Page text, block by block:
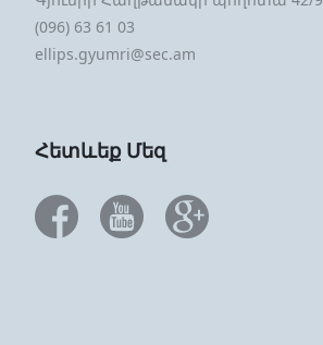
(096) 63 61 03
ellips.gyumri@sec.am
Հետևեք Մեզ